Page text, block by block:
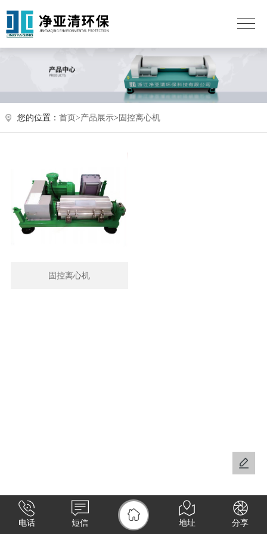
您的位置： 首页>产品展示> 固控离心机
固控离心机
电话 短信 地址 分享